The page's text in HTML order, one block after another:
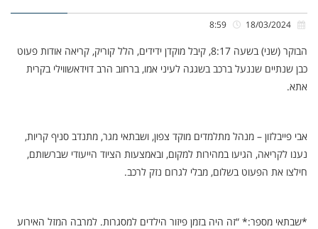
הבוקר (שני) בשעה 8:17, קיבל מוקדן ידידים, הלל קוריק, קריאה אודות פעוט
כבן שנתיים שננעל ברכב בשגגה לעיני אמו, ברחוב הרב דוידאשווילי בקרית
אתא.
אבי פייבלזון – מנהל מתלמדים מוקד צפון, ושבתאי מגר, מתנדב סניף קריות,
נענו לקריאה, הגיעו במהירות למקום, ובאמצעות הציוד הייעודי שברשותם,
חילצו את הפעוט בשלום, מבלי לגרום נזק לרכב.
*שבתאי מספר:* “זה היה בזמן פיזור הילדים למסגרות. למרבה המזל האירוע